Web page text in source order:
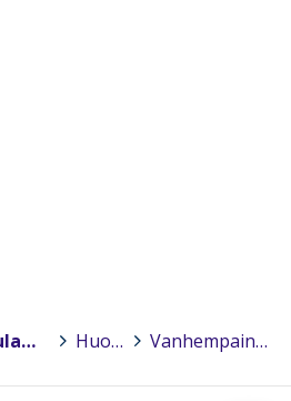
Neulamäen koulu > Huoltajille Vanhempainyhdistys